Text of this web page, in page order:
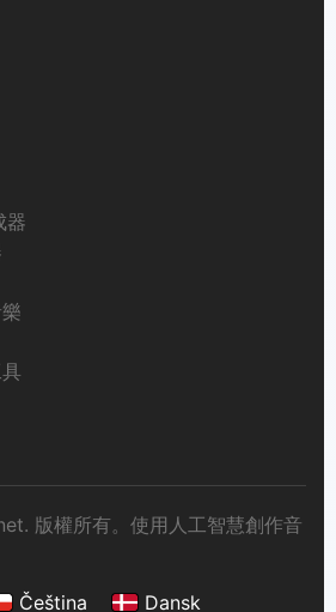
器
版權所有。使用人工智慧創作音
Čeština Dansk